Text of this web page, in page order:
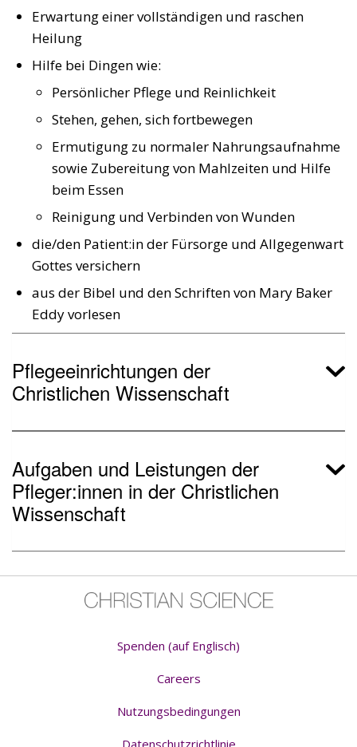
Erwartung einer vollständigen und raschen
Heilung
Hilfe bei Dingen wie:
Persönlicher Pflege und Reinlichkeit
Stehen, gehen, sich fortbewegen
Ermutigung zu normaler Nahrungsaufnahme
sowie Zubereitung von Mahlzeiten und Hilfe
beim Essen
Reinigung und Verbinden von Wunden
die/den Patient:in der Fürsorge und Allgegenwart
Gottes versichern
aus der Bibel und den Schriften von Mary Baker
Eddy vorlesen
Pflegeeinrichtungen der
Christlichen Wissenschaft
Aufgaben und Leistungen der
Pfleger:innen in der Christlichen
Wissenschaft
Spenden (auf Englisch)
Careers
Nutzungsbedingungen
Datenschutzrichtlinie